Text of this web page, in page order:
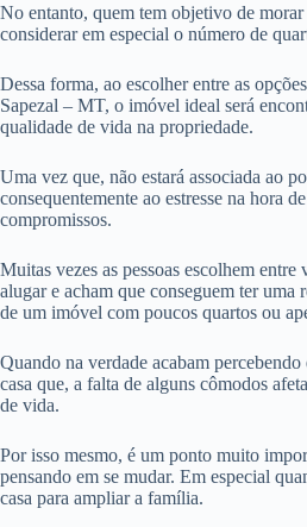
No entanto, quem tem objetivo de
considerar em especial o número de
Dessa forma, ao escolher entre as
Sapezal – MT, o imóvel ideal será
qualidade de vida na propriedade.
Uma vez que, não estará associada ao
consequentemente ao estresse na hora
compromissos.
Muitas vezes as pessoas escolhem entre
alugar e acham que conseguem ter
de um imóvel com poucos quartos ou
Quando na verdade acabam
casa que, a falta de alguns cômodos
de vida.
Por isso mesmo, é um ponto muito
pensando em se mudar. Em especial
casa para ampliar a família.